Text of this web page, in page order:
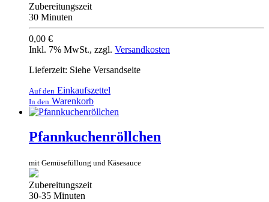
Zubereitungszeit
30 Minuten
0,00 €
Inkl. 7% MwSt., zzgl. Versandkosten
Lieferzeit: Siehe Versandseite
Auf den Einkaufszettel
In den Warenkorb
Pfannkuchenröllchen
mit Gemüsefüllung und Käsesauce
Zubereitungszeit
30-35 Minuten